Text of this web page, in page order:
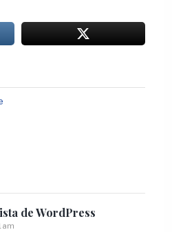
de WordPress
am